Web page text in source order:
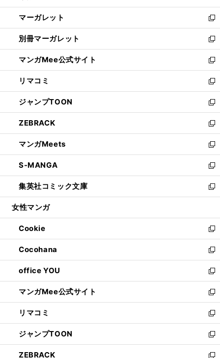
開
く
ウ
で
開
く
ン
ド
ウ
で
開
く
し
い
ウ
ィ
ン
ド
ウ
で
開
く
マーガレット
新
し
い
ウ
ィ
ン
ド
ウ
で
開
く
別冊マーガレット
新
し
い
ウ
ィ
ン
ド
ウ
で
開
く
マンガMee公式サイト
新
し
い
ウ
ィ
ン
ド
ウ
で
開
く
リマコミ
新
し
い
ウ
ィ
ン
ド
ウ
で
開
く
ジャンプTOON
新
し
い
ウ
ィ
ン
ド
ウ
で
開
ZEBRACK
新
し
い
ウ
ィ
ン
ド
ウ
開
く
マンガMeets
新
し
い
ウ
ィ
ン
ウ
で
開
く
S-MANGA
新
し
い
ウ
ン
ド
ウ
で
開
く
集英社コミック文庫
新
し
ウ
ィ
ン
ド
ウ
で
開
く
女性マンガ
Cookie
新
し
い
ウ
ィ
ン
ド
ウ
で
開
く
Cocohana
新
し
い
ウ
ィ
ン
ド
ウ
で
開
く
office YOU
新
し
い
ウ
ィ
ン
ド
ウ
で
マンガMee公式サイト
新
し
い
ウ
ィ
ン
ド
リマコミ
新
し
い
ウ
ィ
ジャンプTOON
新
し
ZEBRACK